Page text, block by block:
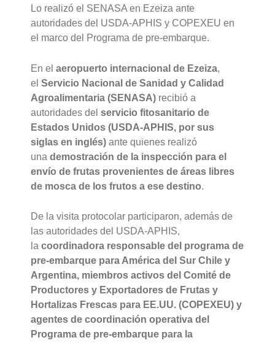
Lo realizó el SENASA en Ezeiza ante
autoridades del USDA-APHIS y COPEXEU en
el marco del Programa de pre-embarque.
En elaeropuerto internacional de Ezeiza,
elServicio Nacional de Sanidad y Calidad
Agroalimentaria (SENASA) recibió a
autoridades delservicio fitosanitario de
Estados Unidos (USDA-APHIS, por sus
siglas en inglés) ante quienes realizó
unademostración de la inspección para el
envío de frutas provenientes de áreas libres
de mosca de los frutos a ese destino.
De la visita protocolar participaron, además de
las autoridades del USDA-APHIS,
lacoordinadora responsable del programa de
pre-embarque para América del Sur Chile y
Argentina, miembros activos del Comité de
Productores y Exportadores de Frutas y
Hortalizas Frescas para EE.UU. (COPEXEU) y
agentes de coordinación operativa del
Programa de pre-embarque para la